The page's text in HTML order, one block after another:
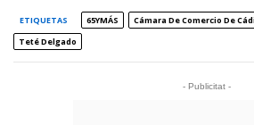
ETIQUETAS 65YMÁS Cámara De Comercio De
Teté Delgado
- Publicitat -